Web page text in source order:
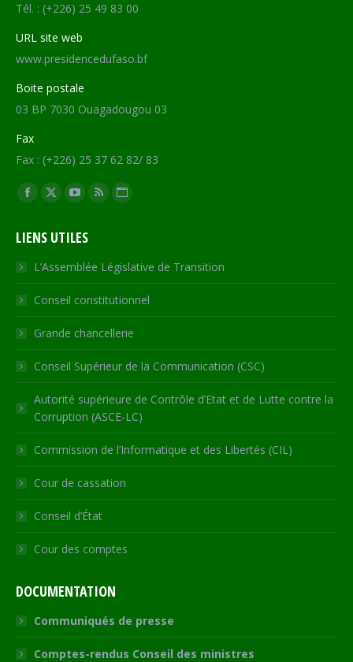
Tél. : (+226) 25 49 83 00
URL site web
www.presidencedufaso.bf
Boite postale
03 BP 7030 Ouagadougou 03
Fax
Fax : (+226) 25 37 62 82/ 83
Trouvez nous sur :
Facebook
opens
in
new
window
X
opens
in
new
window
YouTube
opens
in
new
window
RSS
in
new
window
Site
opens
in
new
LIENS UTILES
L’Assemblée Législative de Transition
Conseil constitutionnel
Grande chancellerie
Conseil Supérieur de la Communication (CSC)
Autorité supérieure de Contrôle d’Etat et de Lutte contre la
Corruption (ASCE-LC)
Commission de l’Informatique et des Libertés (CIL)
Cour de cassation
Conseil d’État
Cour des comptes
DOCUMENTATION
Communiqués de presse
Comptes-rendus Conseil des ministres